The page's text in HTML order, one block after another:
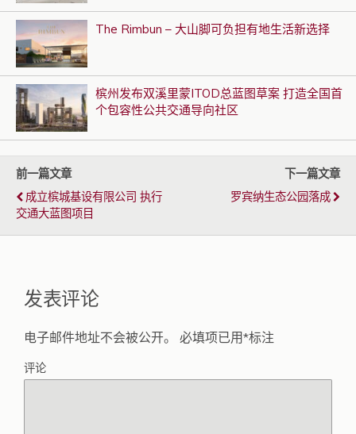
The Rimbun – 大山脚可负担有地生活新选择
槟州发布双溪里蒙ITOD总蓝图草案 打造全国首
个包容性公共交通导向社区
前一篇文章
成立槟城基设有限公司 执行
交通大蓝图项目
下一篇文章
罗宾纳生态公园落成
发表评论
电子邮件地址不会被公开。 必填项已用*标注
评论